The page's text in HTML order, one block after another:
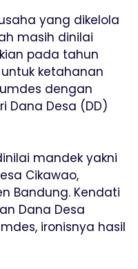
yang dikelola
masih dinilai
pada tahun
ketahanan
dengan
Dana Desa (DD)
mandek yakni
Cikawao,
Bandung. Kendati
Dana Desa
ironisnya hasil